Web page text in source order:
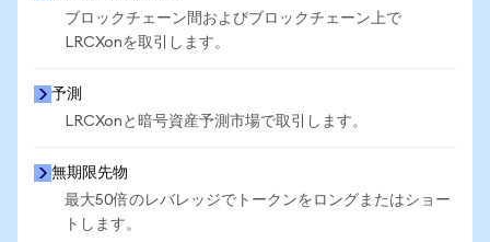
ブロックチェーン間およびブロックチェーン上で
LRCXonを取引します。
予測
LRCXonと暗号資産予測市場で取引します。
無期限先物
最大50倍のレバレッジでトークンをロングまたはショー
トします。